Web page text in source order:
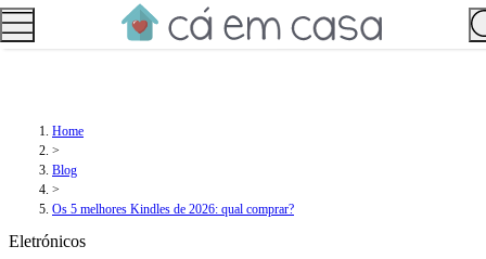
Home
>
Blog
>
Os 5 melhores Kindles de 2026: qual comprar?
Eletrónicos